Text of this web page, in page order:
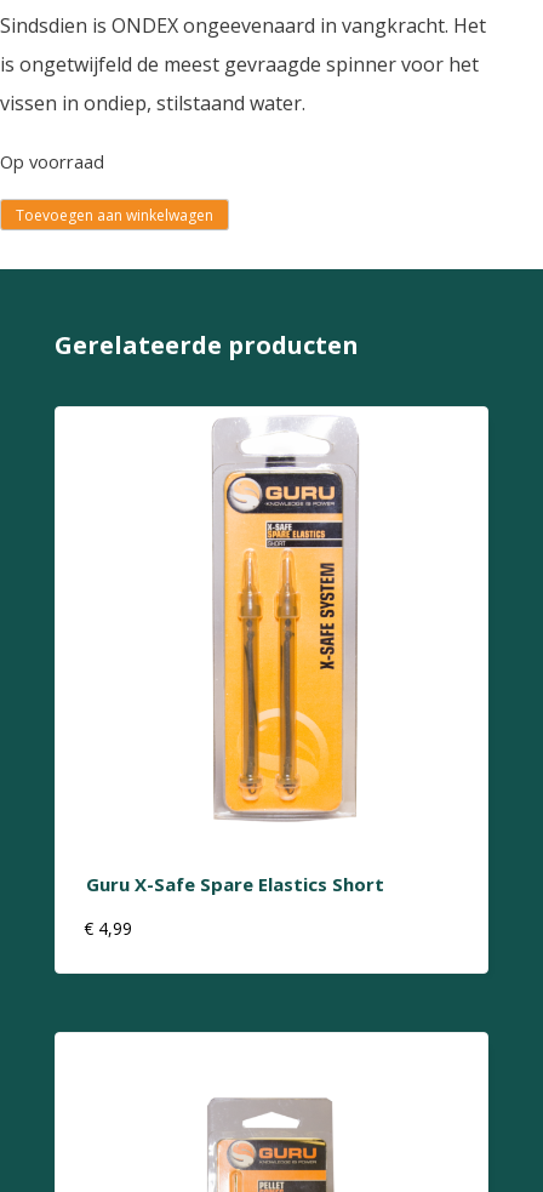
Sindsdien is ONDEX ongeevenaard in vangkracht. Het
is ongetwijfeld de meest gevraagde spinner voor het
vissen in ondiep, stilstaand water.
Op voorraad
Toevoegen aan winkelwagen
Gerelateerde producten
Guru X-Safe Spare Elastics Short
€ 4,99